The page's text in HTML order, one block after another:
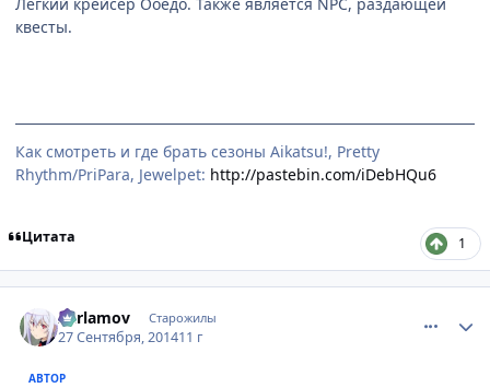
квесты.
Как смотреть и где брать сезоны Aikatsu!, Pretty
Rhythm/PriPara, Jewelpet: http://pastebin.com/iDebHQu6
Цитата 1
Xarlamov Старожилы
27 Сентября, 201411 г
АВТОР